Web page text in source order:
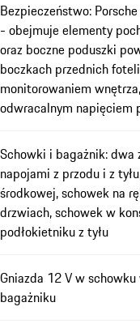
Bezpieczeństwo:
- obejmuje elementy
oraz boczne poduszki
boczkach przednich
monitorowaniem
odwracalnym napięciem
Schowki i bagażnik:
napojami z przodu i z
środkowej, schowek na
drzwiach, schowek w
podłokietniku z tyłu
Gniazda 12 V w
bagażniku